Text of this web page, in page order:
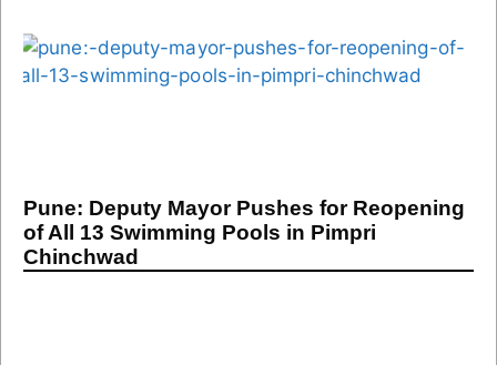
Pune: Deputy Mayor Pushes for Reopening
of All 13 Swimming Pools in Pimpri
Chinchwad